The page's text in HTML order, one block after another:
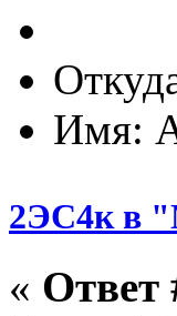
Имя:
2ЭС4к в
« Ответ